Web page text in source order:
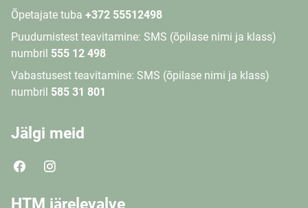
Õpetajate tuba +372 55512498
Puudumistest teavitamine: SMS (õpilase nimi ja klass)
numbril 555 12 498
Vabastusest teavitamine: SMS (õpilase nimi ja klass)
numbril 585 31 801
Jälgi meid
HTM järelevalve